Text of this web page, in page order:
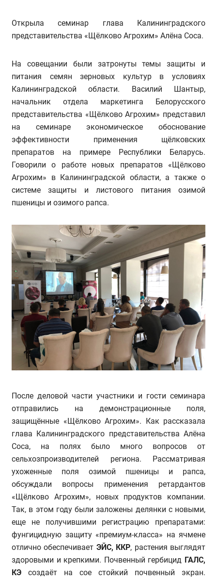
Открыла семинар глава Калининградского
представительства «Щёлково Агрохим» Алёна Соса.
На совещании были затронуты темы защиты и
питания семян зерновых культур в условиях
Калининградской области. Василий Шантыр,
начальник отдела маркетинга Белорусского
представительства «Щёлково Агрохим» представил
на семинаре экономическое обоснование
эффективности применения щёлковских
препаратов на примере Республики Беларусь.
Говорили о работе новых препаратов «Щёлково
Агрохим» в Калининградской области, а также о
системе защиты и листового питания озимой
пшеницы и озимого рапса.
После деловой части участники и гости семинара
отправились на демонстрационные поля,
защищённые «Щёлково Агрохим». Как рассказала
глава Калининградского представительства Алёна
Соса, на полях было много вопросов от
сельхозпроизводителей региона. Рассматривая
ухоженные поля озимой пшеницы и рапса,
обсуждали вопросы применения ретардантов
«Щёлково Агрохим», новых продуктов компании.
Так, в этом году были заложены делянки с новыми,
еще не получившими регистрацию препаратами:
фунгицидную защиту «премиум-класса» на ячмене
отлично обеспечивает ЭЙС, ККР, растения выглядят
здоровыми и крепкими. Почвенный гербицид ГАЛС,
КЭ создаёт на сое стойкий почвенный экран.